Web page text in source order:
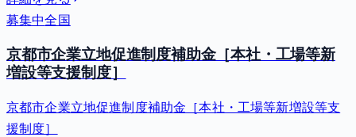
募集中全国
京都市企業立地促進制度補助金［本社・工場等新
増設等支援制度］
京都市企業立地促進制度補助金［本社・工場等新増設等支
援制度］